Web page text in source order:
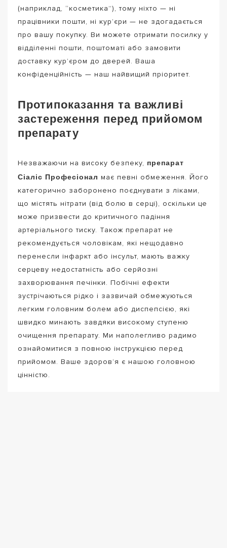
(наприклад, “косметика”), тому ніхто — ні
працівники пошти, ні кур’єри — не здогадається
про вашу покупку. Ви можете отримати посилку у
відділенні пошти, поштоматі або замовити
доставку кур’єром до дверей. Ваша
конфіденційність — наш найвищий пріоритет.
Протипоказання та важливі
застереження перед прийомом
препарату
Незважаючи на високу безпеку, препарат
Сіаліс Професіонал має певні обмеження. Його
категорично заборонено поєднувати з ліками,
що містять нітрати (від болю в серці), оскільки це
може призвести до критичного падіння
артеріального тиску. Також препарат не
рекомендується чоловікам, які нещодавно
перенесли інфаркт або інсульт, мають важку
серцеву недостатність або серйозні
захворювання печінки. Побічні ефекти
зустрічаються рідко і зазвичай обмежуються
легким головним болем або диспепсією, які
швидко минають завдяки високому ступеню
очищення препарату. Ми наполегливо радимо
ознайомитися з повною інструкцією перед
прийомом. Ваше здоров’я є нашою головною
цінністю.